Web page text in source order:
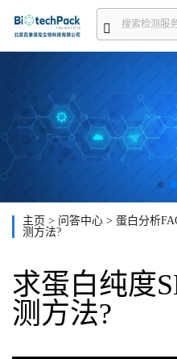
主页 > 问答中心 > 蛋白分析
测方法?
求蛋白纯度
测方法?